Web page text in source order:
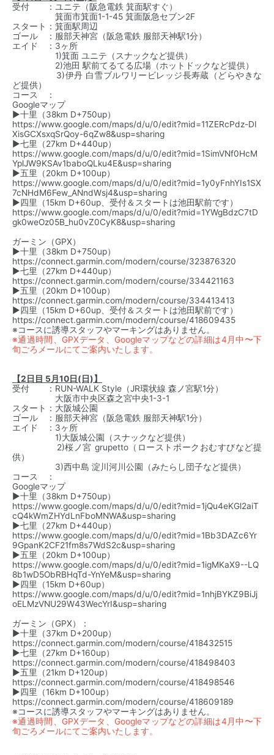
受付 ： ユニテ （阪急電鉄 箕面駅すぐ）
箕面市箕面1-1-45 箕面阪急セブン2F
スタート：箕面駅周辺
ゴール ：服部天神宮（阪急電鉄 服部天神駅1分）
エイド ：3ヶ所
1)箕面 ユニテ（スナックなど提供）
2)池田 駅前てるてる広場（ホットドックなど提供）
3)伊丹 白雪ブルワリービレッジ長寿蔵（どらやきな
ど提供）
コース ：
Googleマップ
▶︎十里（38km D+750up）
https://www.google.com/maps/d/u/0/edit?mid=11ZERcPdz-DI
XisGCXsxqSrQoy-6qZw8&usp=sharing
▶︎七里（27km D+440up）
https://www.google.com/maps/d/u/0/edit?mid=1SimVNf0HcM
YplJW9KSAv1baboQLku4E&usp=sharing
▶︎五里（20km D+100up）
https://www.google.com/maps/d/u/0/edit?mid=1y0yFnhYIs1SX
7cNHdM6Few_ANndWsj4&usp=sharing
▶︎四里（15km D+60up、受付＆スタートは池田駅前です）
https://www.google.com/maps/d/u/0/edit?mid=1YWgBdzC7tD
gk0weOz05B_hu0vZ0CyK8&usp=sharing
ガーミン（GPX）
▶︎十里（38km D+750up）
https://connect.garmin.com/modern/course/323876320
▶︎七里（27km D+440up）
https://connect.garmin.com/modern/course/334421163
▶︎五里（20km D+100up）
https://connect.garmin.com/modern/course/334413413
▶︎四里（15km D+60up、受付＆スタートは池田駅前です）
https://connect.garmin.com/modern/course/418609435
※コースに誘導スタッフやマーキングはありません。
※通過時間、GPXデータ、Googleマップなどの詳細は4月中〜下
旬ごろメールにてご案内いたします。
【2日目 5月10日(日)】
受付 ： RUN-WALK Style （JR環状線 森ノ宮駅1分）
大阪市中央区森之宮中央1-3-1
スタート：大阪城公園
ゴール ：服部天神宮（阪急電鉄 服部天神駅1分）
エイド ：3ヶ所
1)大阪城公園（スナックなど提供）
2)桜ノ宮 grupetto（ローストポークおむすびなど提
供）
3)西中島 淀川河川公園（みたらし団子など提供）
コース ：
Googleマップ
▶︎十里（38km D+750up）
https://www.google.com/maps/d/u/0/edit?mid=1jQu4eKGl2aiT
cQ4kWmZHYdLnFboMNWA&usp=sharing
▶︎七里（27km D+440up）
https://www.google.com/maps/d/u/0/edit?mid=1Bb3DAZc6Yr
9GpanK2CF21fm8s7WdS2c&usp=sharing
▶︎五里（20km D+100up）
https://www.google.com/maps/d/u/0/edit?mid=1igMKaX9--LQ
8b1wD5ObRBHqTd-YnYeM&usp=sharing
▶︎四里（15km D+60up）
https://www.google.com/maps/d/u/0/edit?mid=1nhjBYKZ9BiJj
oELMzVNU29W43WecYrI&usp=sharing
ガーミン（GPX）：
▶︎十里（37km D+200up）
https://connect.garmin.com/modern/course/418432515
▶︎七里（27km D+160up）
https://connect.garmin.com/modern/course/418498403
▶︎五里（21km D+120up）
https://connect.garmin.com/modern/course/418498546
▶︎四里（16km D+100up）
https://connect.garmin.com/modern/course/418609189
※コースに誘導スタッフやマーキングはありません。
※通過時間、GPXデータ、Googleマップなどの詳細は4月中〜下
旬ごろメールにてご案内いたします。